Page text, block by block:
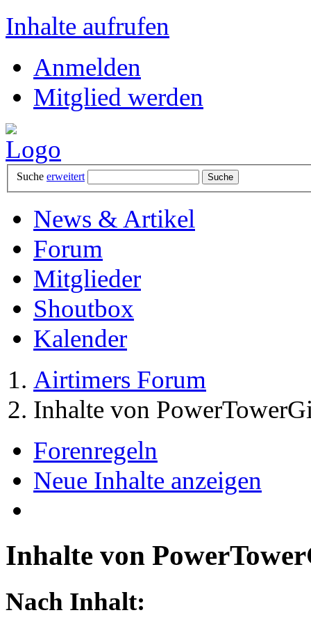
Inhalte aufrufen
Anmelden
Mitglied werden
Suche erweitert
News & Artikel
Forum
Mitglieder
Shoutbox
Kalender
Airtimers Forum
Inhalte von
Forenregeln
Neue Inhalte anzeigen
Inhalte von
Nach Inhalt: